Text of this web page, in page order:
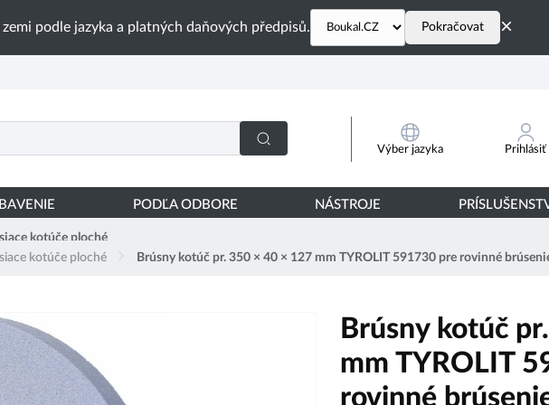
podle jazyka a platných daňových předpisů. Pokračovat ×
Výber jazyka Prihlásiť
PODĽA ODBORE NÁSTROJE
kotúče ploché
kotúče ploché Brúsny kotúč pr. 350 × 40 × 127 mm TYROLIT 591730 pre rovinné
Brúsny kotúč
mm TYROLIT
rovinné